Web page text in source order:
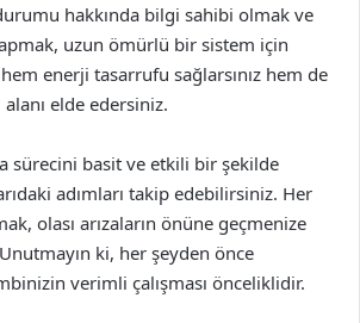
hakkında bilgi sahibi olmak ve
uzun ömürlü bir sistem için
enerji tasarrufu sağlarsınız hem de
elde edersiniz.
sürecini basit ve etkili bir şekilde
adımları takip edebilirsiniz. Her
olası arızaların önüne geçmenize
ki, her şeyden önce
verimli çalışması önceliklidir.